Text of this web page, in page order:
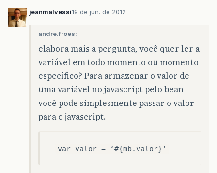
jeanmalvessi19 de jun. de 2012
andre.froes:
elabora mais a pergunta, você quer ler a
variável em todo momento ou momento
específico? Para armazenar o valor de
uma variável no javascript pelo bean
você pode simplesmente passar o valor
para o javascript.
var valor = ‘#{mb.valor}’